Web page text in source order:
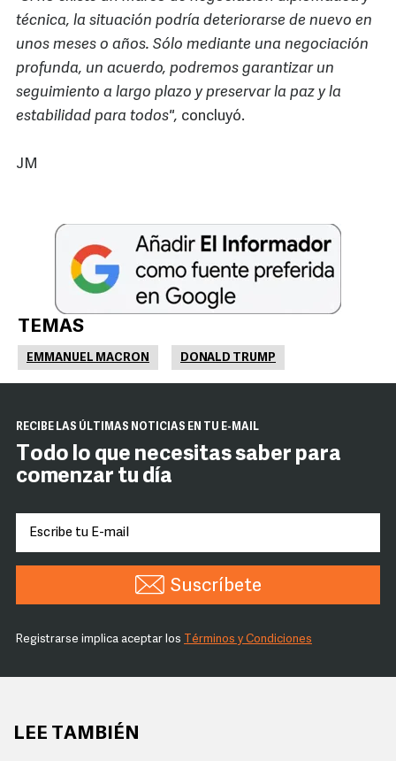
técnica, la situación podría deteriorarse de nuevo en
unos meses o años. Sólo mediante una negociación
profunda, un acuerdo, podremos garantizar un
seguimiento a largo plazo y preservar la paz y la
estabilidad para todos", concluyó.
JM
TEMAS
EMMANUEL MACRON DONALD TRUMP
RECIBE LAS ÚLTIMAS NOTICIAS EN TU E-MAIL
Todo lo que necesitas saber para
comenzar tu día
Suscríbete
Registrarse implica aceptar los Términos y Condiciones
LEE TAMBIÉN